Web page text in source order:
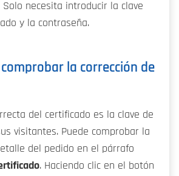
Solo necesita introducir la clave
y la contraseña.
la corrección de
del certificado es la clave de
visitantes. Puede comprobar la
del pedido en el párrafo
. Haciendo clic en el botón